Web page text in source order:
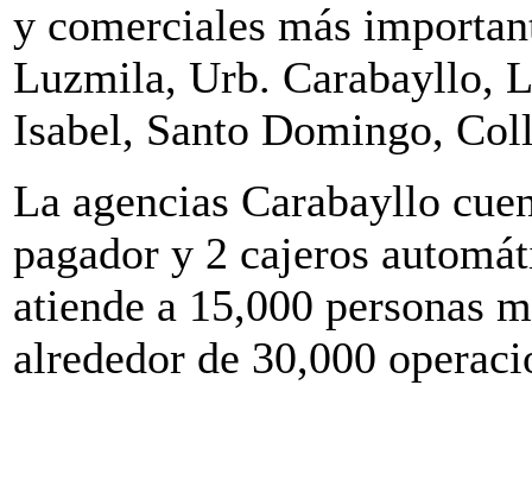
y comerciales más
Luzmila, Urb. Carabayllo,
Isabel, Santo Domingo,
La agencias Carabayllo
pagador y 2 cajeros
atiende a 15,000 personas
alrededor de 30,000